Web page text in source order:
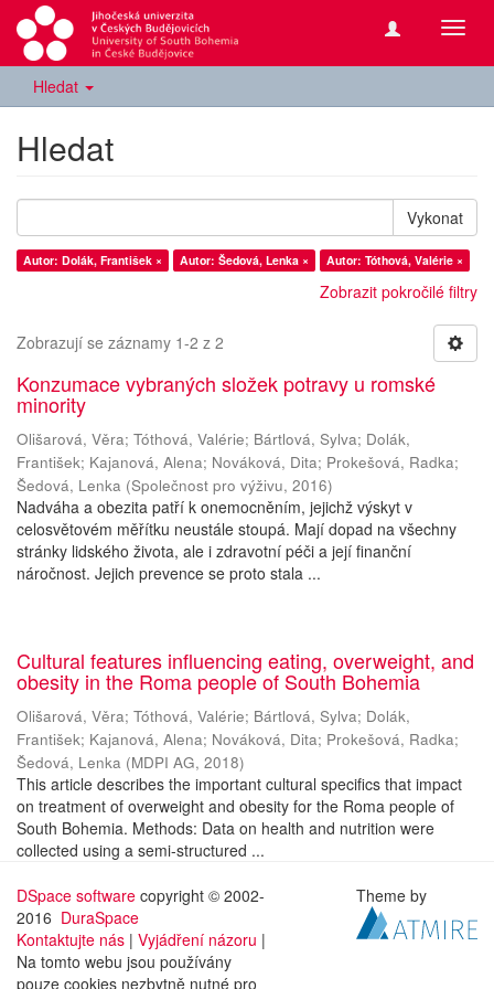
Hledat
Hledat
Vykonat
Autor: Dolák, František × Autor: Šedová, Lenka × Autor: Tóthová, Valérie ×
Zobrazit pokročilé filtry
Zobrazují se záznamy 1-2 z 2
Konzumace vybraných složek potravy u romské
minority
Olišarová, Věra; Tóthová, Valérie; Bártlová, Sylva; Dolák,
František; Kajanová, Alena; Nováková, Dita; Prokešová, Radka;
Šedová, Lenka (Společnost pro výživu, 2016)
Nadváha a obezita patří k onemocněním, jejichž výskyt v
celosvětovém měřítku neustále stoupá. Mají dopad na všechny
stránky lidského života, ale i zdravotní péči a její finanční
náročnost. Jejich prevence se proto stala ...
Cultural features influencing eating, overweight, and
obesity in the Roma people of South Bohemia
Olišarová, Věra; Tóthová, Valérie; Bártlová, Sylva; Dolák,
František; Kajanová, Alena; Nováková, Dita; Prokešová, Radka;
Šedová, Lenka (MDPI AG, 2018)
This article describes the important cultural specifics that impact
on treatment of overweight and obesity for the Roma people of
South Bohemia. Methods: Data on health and nutrition were
collected using a semi-structured ...
DSpace software copyright © 2002-
2016 DuraSpace
Kontaktujte nás | Vyjádření názoru |
Na tomto webu jsou používány
pouze cookies nezbytně nutné pro
Theme by